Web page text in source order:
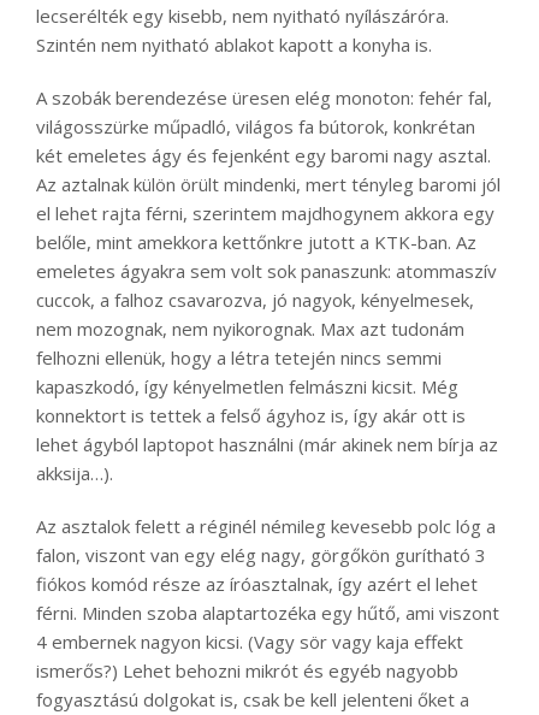
lecserélték egy kisebb, nem nyitható nyílászáróra.
Szintén nem nyitható ablakot kapott a konyha is.
A szobák berendezése üresen elég monoton: fehér fal,
világosszürke műpadló, világos fa bútorok, konkrétan
két emeletes ágy és fejenként egy baromi nagy asztal.
Az aztalnak külön örült mindenki, mert tényleg baromi jól
el lehet rajta férni, szerintem majdhogynem akkora egy
belőle, mint amekkora kettőnkre jutott a KTK-ban. Az
emeletes ágyakra sem volt sok panaszunk: atommaszív
cuccok, a falhoz csavarozva, jó nagyok, kényelmesek,
nem mozognak, nem nyikorognak. Max azt tudonám
felhozni ellenük, hogy a létra tetején nincs semmi
kapaszkodó, így kényelmetlen felmászni kicsit. Még
konnektort is tettek a felső ágyhoz is, így akár ott is
lehet ágyból laptopot használni (már akinek nem bírja az
akksija…).
Az asztalok felett a réginél némileg kevesebb polc lóg a
falon, viszont van egy elég nagy, görgőkön gurítható 3
fiókos komód része az íróasztalnak, így azért el lehet
férni. Minden szoba alaptartozéka egy hűtő, ami viszont
4 embernek nagyon kicsi. (Vagy sör vagy kaja effekt
ismerős?) Lehet behozni mikrót és egyéb nagyobb
fogyasztású dolgokat is, csak be kell jelenteni őket a